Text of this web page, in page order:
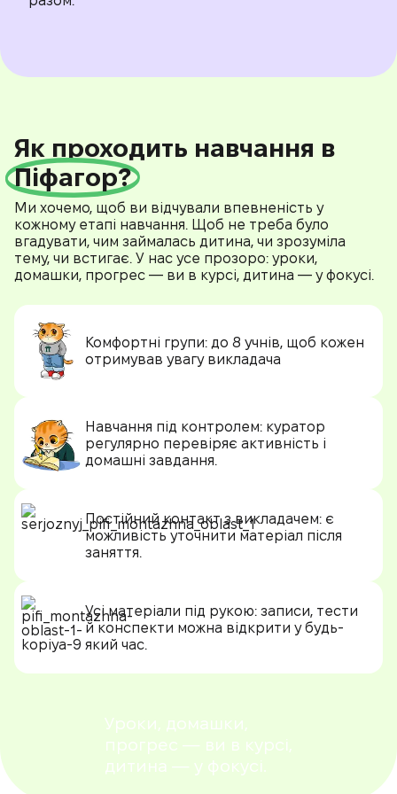
Як проходить навчання в
Піфагор?
Ми хочемо, щоб ви відчували впевненість у
кожному етапі навчання. Щоб не треба було
вгадувати, чим займалась дитина, чи зрозуміла
тему, чи встигає. У нас усе прозоро: уроки,
домашки, прогрес — ви в курсі, дитина — у фокусі.
Комфортні групи: до 8 учнів, щоб кожен
отримував увагу викладача
Навчання під контролем: куратор
регулярно перевіряє активність і
домашні завдання.
Постійний контакт з викладачем: є
можливість уточнити матеріал після
заняття.
Усі матеріали під рукою: записи, тести
й конспекти можна відкрити у будь-
який час.
Уроки, домашки,
прогрес — ви в курсі,
дитина — у фокусі.